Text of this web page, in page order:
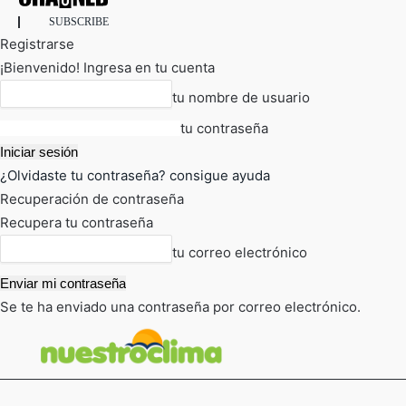
SUBSCRIBE
Registrarse
¡Bienvenido! Ingresa en tu cuenta
tu nombre de usuario
tu contraseña
¿Olvidaste tu contraseña? consigue ayuda
Recuperación de contraseña
Recupera tu contraseña
tu correo electrónico
Se te ha enviado una contraseña por correo electrónico.